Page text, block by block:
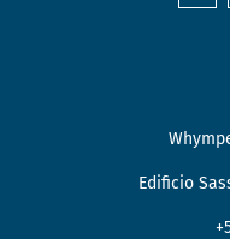
Edificio